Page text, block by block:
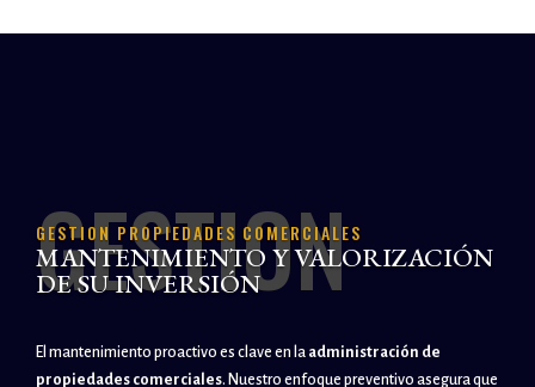
GESTION
GESTION PROPIEDADES COMERCIALES
MANTENIMIENTO Y VALORIZACIÓN
DE SU INVERSIÓN
El mantenimiento proactivo es clave en la administración de
propiedades comerciales. Nuestro enfoque preventivo asegura que